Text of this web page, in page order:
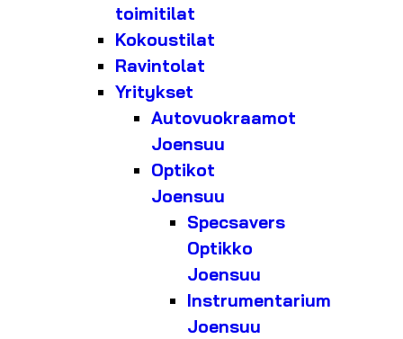
toimitilat
Kokoustilat
Ravintolat
Yritykset
Autovuokraamot
Joensuu
Optikot
Joensuu
Specsavers
Optikko
Joensuu
Instrumentarium
Joensuu